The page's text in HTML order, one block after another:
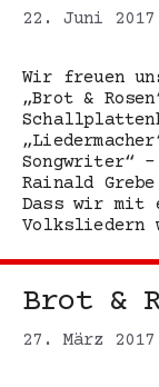
22. Juni 2017
Wir freuen
„Brot &
Songwriter“
Rainald
Dass wir mit
Volksliedern
Brot &
27. März 2017